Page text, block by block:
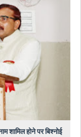
शामिल होने पर बिश्नोई